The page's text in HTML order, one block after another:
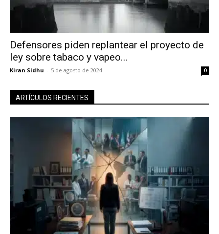
Defensores piden replantear el proyecto de
ley sobre tabaco y vapeo...
Kiran Sidhu - 5 de agosto de 2024 0
ARTÍCULOS RECIENTES